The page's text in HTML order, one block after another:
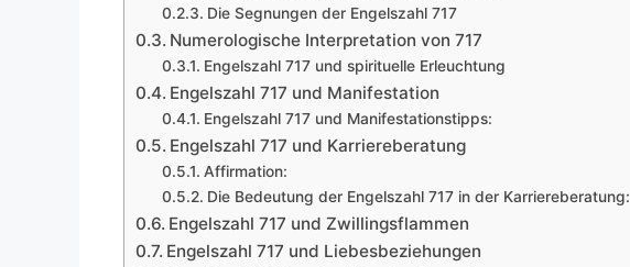
Die Segnungen der Engelszahl 717
Numerologische Interpretation von 717
Engelszahl 717 und spirituelle Erleuchtung
Engelszahl 717 und Manifestation
Engelszahl 717 und Manifestationstipps:
Engelszahl 717 und Karriereberatung
Affirmation:
Die Bedeutung der Engelszahl 717 in der Karriereberatung:
Engelszahl 717 und Zwillingsflammen
Engelszahl 717 und Liebesbeziehungen